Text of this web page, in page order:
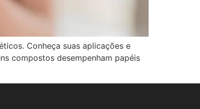
Conheça suas aplicações e
compostos desempenham papéis